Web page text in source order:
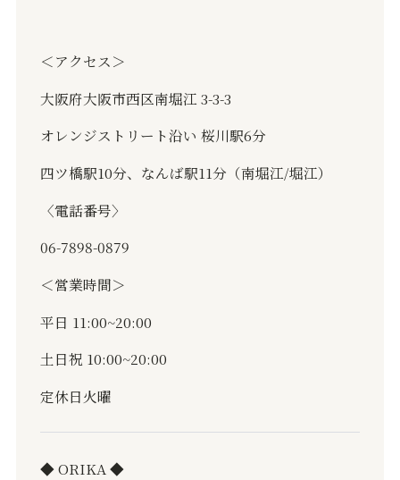
＜アクセス＞
大阪府大阪市西区南堀江 3-3-3
オレンジストリート沿い 桜川駅6分
四ツ橋駅10分、なんば駅11分（南堀江/堀江）
〈電話番号〉
06-7898-0879
＜営業時間＞
平日 11:00~20:00
土日祝 10:00~20:00
定休日火曜
◆ ORIKA ◆